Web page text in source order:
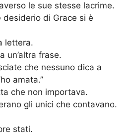
le sue stesse lacrime.
desiderio di Grace si è
lettera.
un’altra frase.
che nessuno dica a
amata.”
che non importava.
gli unici che contavano.
stati.